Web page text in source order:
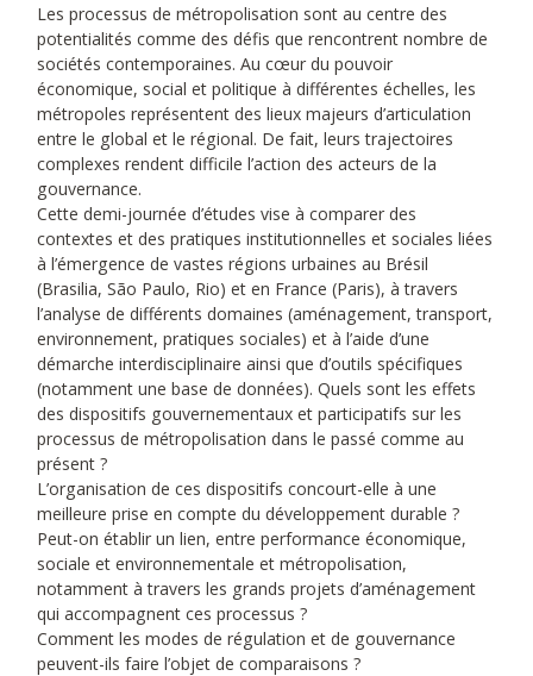
Les processus de métropolisation sont au centre des
potentialités comme des défis que rencontrent nombre de
sociétés contemporaines. Au cœur du pouvoir
économique, social et politique à différentes échelles, les
métropoles représentent des lieux majeurs d’articulation
entre le global et le régional. De fait, leurs trajectoires
complexes rendent difficile l’action des acteurs de la
gouvernance.
Cette demi-journée d’études vise à comparer des
contextes et des pratiques institutionnelles et sociales liées
à l’émergence de vastes régions urbaines au Brésil
(Brasilia, São Paulo, Rio) et en France (Paris), à travers
l’analyse de différents domaines (aménagement, transport,
environnement, pratiques sociales) et à l’aide d’une
démarche interdisciplinaire ainsi que d’outils spécifiques
(notamment une base de données). Quels sont les effets
des dispositifs gouvernementaux et participatifs sur les
processus de métropolisation dans le passé comme au
présent ?
L’organisation de ces dispositifs concourt-elle à une
meilleure prise en compte du développement durable ?
Peut-on établir un lien, entre performance économique,
sociale et environnementale et métropolisation,
notamment à travers les grands projets d’aménagement
qui accompagnent ces processus ?
Comment les modes de régulation et de gouvernance
peuvent-ils faire l’objet de comparaisons ?